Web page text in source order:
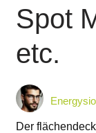
Spot
etc.
Der